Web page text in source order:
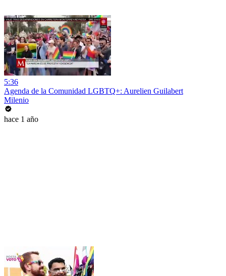
5:36
Agenda de la Comunidad LGBTQ+: Aurelien Guilabert
Milenio
hace 1 año